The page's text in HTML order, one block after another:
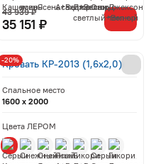
35 151 ₽
43 939 ₽
Кровать КР-2013 (1,6x2,0)
Спальное место
1600 x 2000
Цвета ЛЕРОМ
-20%